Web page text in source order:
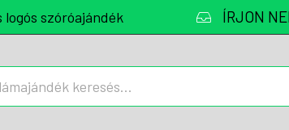
logós szóróajándék ÍRJON